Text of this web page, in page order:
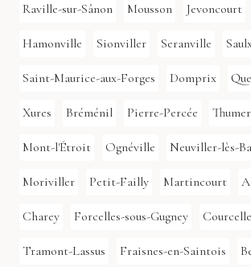
Raville-sur-Sânon Mousson Jevoncourt
Hamonville Sionviller Seranville
Saint-Maurice-aux-Forges Domprix
Xures Bréménil Pierre-Percée
Mont-l'Étroit Ognéville Neuviller-lès-
Moriviller Petit-Failly Martincourt
Charey Forcelles-sous-Gugney
Tramont-Lassus Fraisnes-en-Saintois